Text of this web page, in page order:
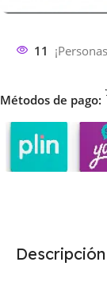
11
Métodos de pago:
Descripción